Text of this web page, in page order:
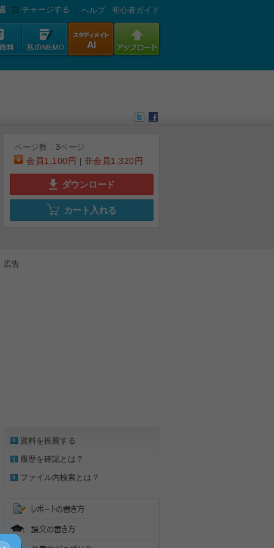
チャージする へルプ 初心者ガイド
ページ数 : 3ページ
会員1,100円 非会員1,320円
ダウンロード
カート入れる
広告
資料を推薦する
履歴を確認とは？
ファイル内検索とは？